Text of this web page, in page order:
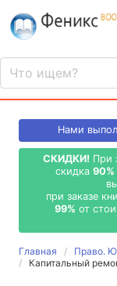
Нами
СКИДКИ! При
скидка 90%
при заказе
99% от
Главная
Право.
Капитальный